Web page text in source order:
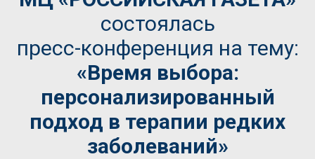
состоялась
пресс-конференция на тему:
«Время выбора:
персонализированный
подход в терапии редких
заболеваний»